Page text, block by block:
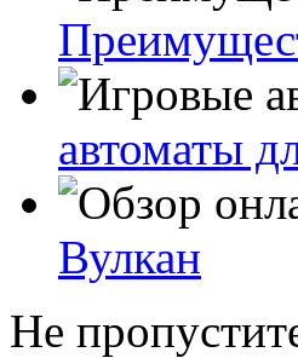
автоматы
Вулкан
Не